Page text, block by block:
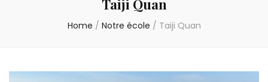
Taiji Quan
Home / Notre école / Taiji Quan